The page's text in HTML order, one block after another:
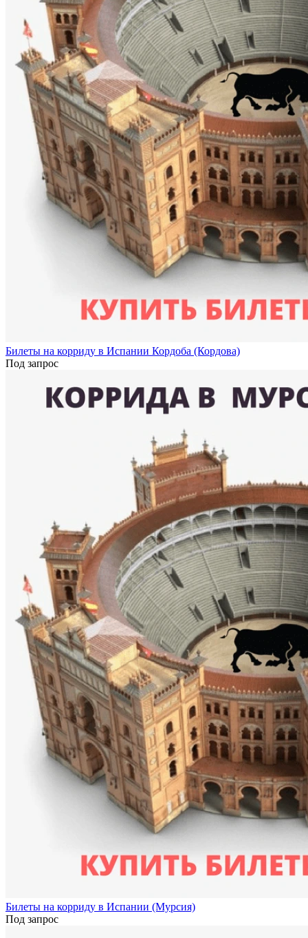
Билеты на корриду в Испании Кордоба (Кордова)
Под запрос
Билеты на корриду в Испании (Мурсия)
Под запрос